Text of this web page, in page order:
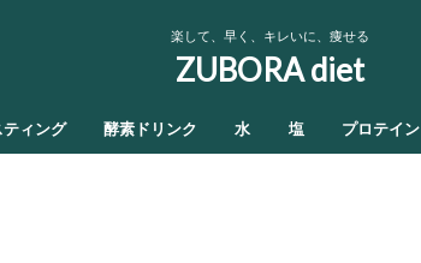
楽して、早く、キレいに、痩せる
ZUBORA diet
ティング 酵素ドリンク 水 塩 プロテイン